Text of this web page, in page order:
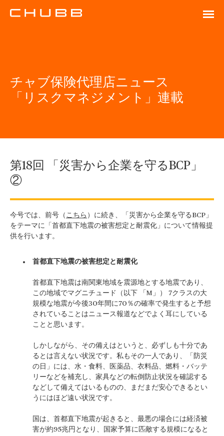
チャブ保険代理店ニュース
「リスクマネジメント」連載
第18回 「災害から企業を守るBCP」
②
今号では、前号（ こちら ）に続き、「災害から企業を守るBCP」
をテーマに「首都直下地震の被害想定と耐震化」について情報提
供を行います。
首都直下地震の被害想定と耐震化
首都直下地震は南関東地域を震源地とする地震であり、
この地域でマグニチュード（以下 「M」） 7クラスの大
規模な地震が今後30年間に70％の確率で発生すると予想
されていることはニュース報道などでよく耳にしている
ことと思います。
しかしながら、その備えはというと、必ずしも十分であ
るとは言えない状況です。私もその一人であり、「防災
の日」には、水・食料、医薬品、衣料品、燃料・バッテ
リーなどを補充し、家具などの転倒防止状況を確認する
などして備えてはいるものの、まだまだ安心できるとい
うにはほど遠い状況です。
国は、首都直下地震が起きると、最悪の場合には経済被
害が約95兆円となり、国家予算に匹敵する規模になると